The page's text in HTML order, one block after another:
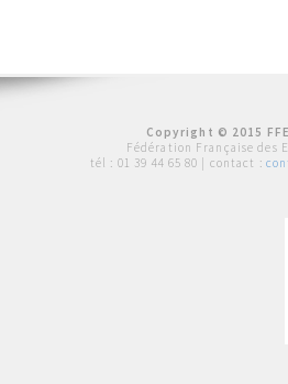
Copyright © 2015
Fédération Française des
tél : 01 39 44 65 80 | contact :